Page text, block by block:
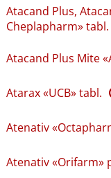
Atacand Plus,
Cheplapharm» tabl.
Atacand Plus Mite
Atarax «UCB» tabl.
Atenativ
Atenativ «Orifarm»